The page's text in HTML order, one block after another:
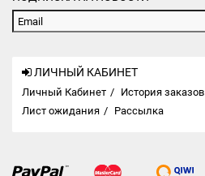
ЛИЧНЫЙ КАБИНЕТ
Личный Кабинет История заказов
Лист ожидания
Рассылка